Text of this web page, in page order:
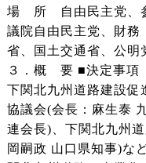
場 所 自由民主党、
議院自由民主党、財務
省、国土交通省、公明
３．概 要 ■決定事
下関北九州道路建設促
協議会(会長：麻生泰
連会長)、下関北九州
岡嗣政 山口県知事)な